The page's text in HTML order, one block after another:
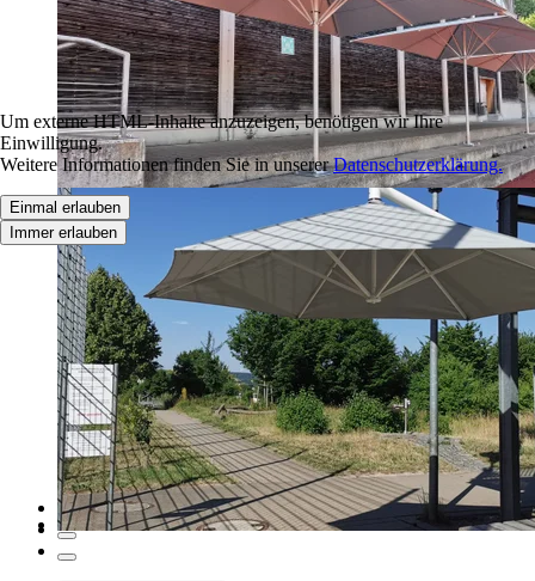
Um externe HTML-Inhalte anzuzeigen, benötigen wir Ihre
Einwilligung.
Weitere Informationen finden Sie in unsererDatenschutzerklärung.
Einmal erlauben
Immer erlauben